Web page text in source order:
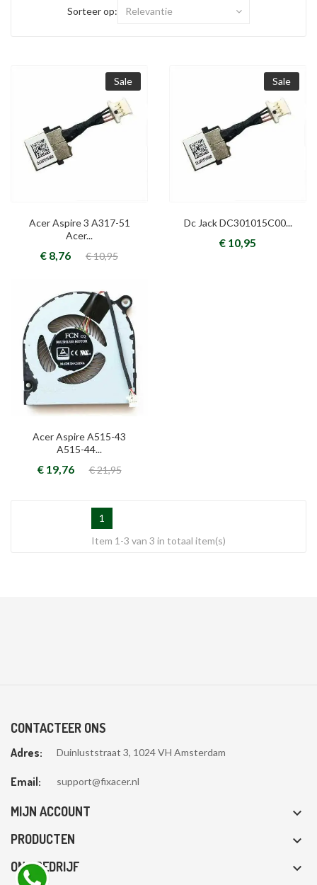
Sorteer op: Relevantie
Sale
Acer Aspire 3 A317-51
Acer...
€ 8,76 € 10,95
Sale
Dc Jack DC301015C00...
€ 10,95
Acer Aspire A515-43
A515-44...
€ 19,76 € 21,95
1
Item 1-3 van 3 in totaal item(s)
CONTACTEER ONS
Adres: Duinluststraat 3, 1024 VH Amsterdam
Email: support@fixacer.nl
MIJN ACCOUNT 
PRODUCTEN 
ONS BEDRIJF 